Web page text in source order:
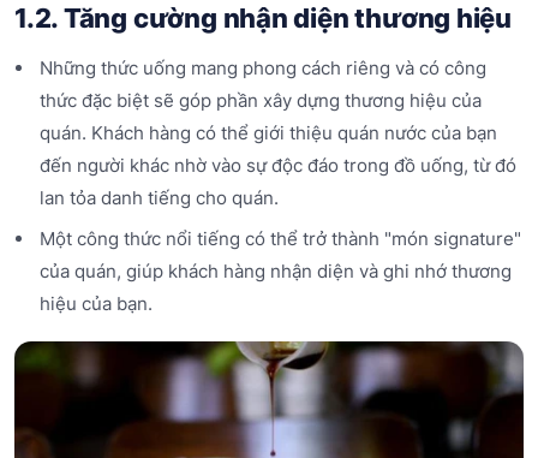
1.2. Tăng cường nhận diện thương hiệu
Những thức uống mang phong cách riêng và có công
thức đặc biệt sẽ góp phần xây dựng thương hiệu của
quán. Khách hàng có thể giới thiệu quán nước của bạn
đến người khác nhờ vào sự độc đáo trong đồ uống, từ đó
lan tỏa danh tiếng cho quán.
Một công thức nổi tiếng có thể trở thành "món signature"
của quán, giúp khách hàng nhận diện và ghi nhớ thương
hiệu của bạn.